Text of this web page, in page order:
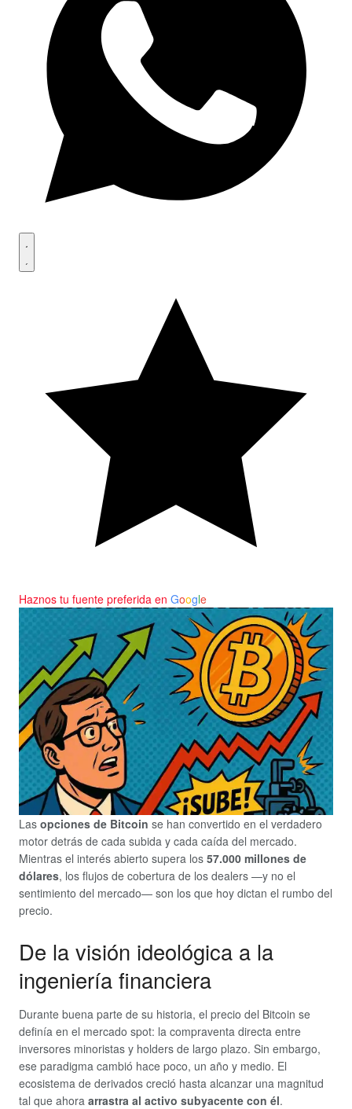
Haznos tu fuente preferida en Google
Las opciones de Bitcoin se han convertido en el verdadero
motor detrás de cada subida y cada caída del mercado.
Mientras el interés abierto supera los 57.000 millones de
dólares, los flujos de cobertura de los dealers —y no el
sentimiento del mercado— son los que hoy dictan el rumbo del
precio.
De la visión ideológica a la
ingeniería financiera
Durante buena parte de su historia, el precio del Bitcoin se
definía en el mercado spot: la compraventa directa entre
inversores minoristas y holders de largo plazo. Sin embargo,
ese paradigma cambió hace poco, un año y medio. El
ecosistema de derivados creció hasta alcanzar una magnitud
tal que ahora arrastra al activo subyacente con él.